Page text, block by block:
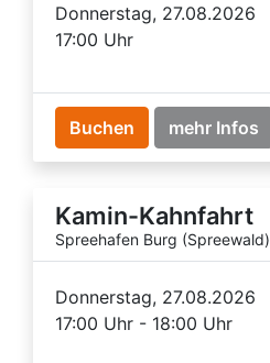
Donnerstag, 27.08.2026
17:00 Uhr
Buchen mehr Infos
Kamin-Kahnfahrt
Spreehafen Burg (Spreewald)
Donnerstag, 27.08.2026
17:00 Uhr - 18:00 Uhr